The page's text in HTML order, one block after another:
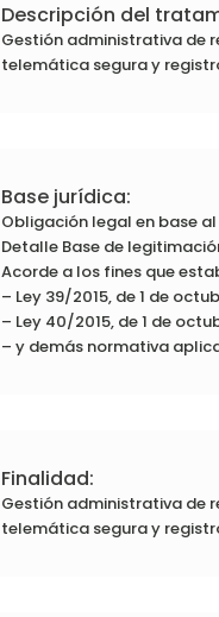
Descripción del
Gestión administrativa de
telemática segura y
Base jurídica:
Obligación legal en base al
Detalle Base de
Acorde a los fines que
– Ley 39/2015, de 1 de
– Ley 40/2015, de 1 de
– y demás normativa
Finalidad:
Gestión administrativa de
telemática segura y